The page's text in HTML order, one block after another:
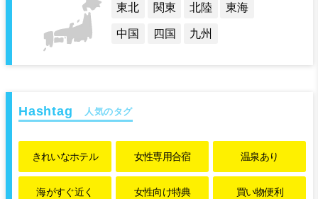
東北 関東 北陸
東海
中国
四国 九州
人気のタグ
きれいなホテル 女性専用合宿 温泉あり
海がすぐ近く 女性向け特典 買い物便利